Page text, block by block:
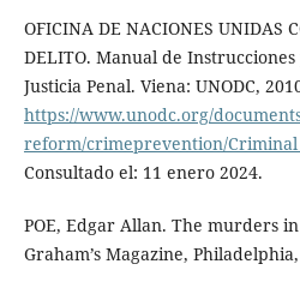
OFICINA DE NACIONES UNIDAS
DELITO. Manual de
Justicia Penal. Viena: UNODC,
https://www.unodc.org/
reform/crimeprevention/
Consultado el: 11 enero 2024.
POE, Edgar Allan. The murders
Graham’s Magazine,